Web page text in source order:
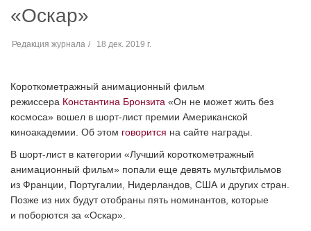
«Оскар»
Редакция журнала 18 дек. 2019 г.
Короткометражный анимационный фильм
режиссера Константина Бронзита «Он не может жить без
космоса» вошел в шорт-лист премии Американской
киноакадемии. Об этом говорится на сайте награды.
В шорт-лист в категории «Лучший короткометражный
анимационный фильм» попали еще девять мультфильмов
из Франции, Португалии, Нидерландов, США и других стран.
Позже из них будут отобраны пять номинантов, которые
и поборются за «Оскар».